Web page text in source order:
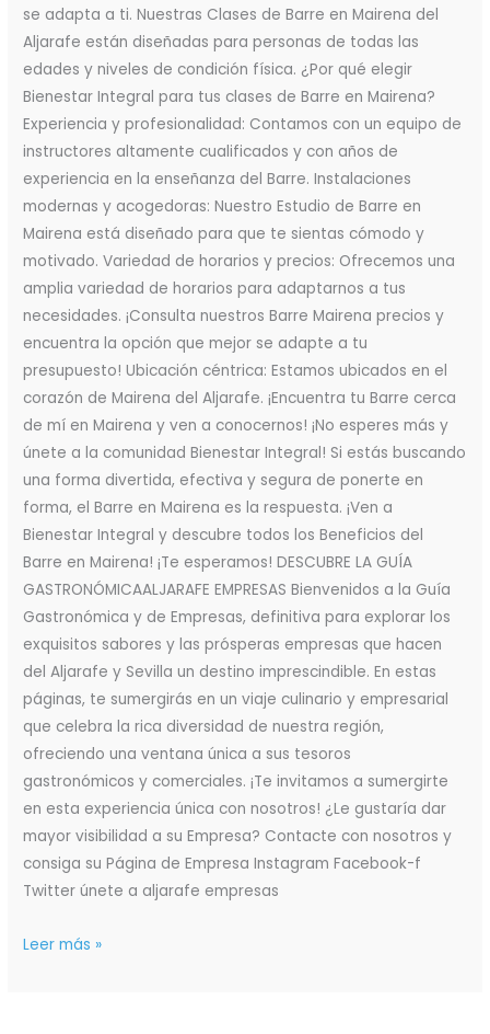
se adapta a ti. Nuestras Clases de Barre en Mairena del
Aljarafe están diseñadas para personas de todas las
edades y niveles de condición física. ¿Por qué elegir
Bienestar Integral para tus clases de Barre en Mairena?
Experiencia y profesionalidad: Contamos con un equipo de
instructores altamente cualificados y con años de
experiencia en la enseñanza del Barre. Instalaciones
modernas y acogedoras: Nuestro Estudio de Barre en
Mairena está diseñado para que te sientas cómodo y
motivado. Variedad de horarios y precios: Ofrecemos una
amplia variedad de horarios para adaptarnos a tus
necesidades. ¡Consulta nuestros Barre Mairena precios y
encuentra la opción que mejor se adapte a tu
presupuesto! Ubicación céntrica: Estamos ubicados en el
corazón de Mairena del Aljarafe. ¡Encuentra tu Barre cerca
de mí en Mairena y ven a conocernos! ¡No esperes más y
únete a la comunidad Bienestar Integral! Si estás buscando
una forma divertida, efectiva y segura de ponerte en
forma, el Barre en Mairena es la respuesta. ¡Ven a
Bienestar Integral y descubre todos los Beneficios del
Barre en Mairena! ¡Te esperamos! DESCUBRE LA GUÍA
GASTRONÓMICAALJARAFE EMPRESAS Bienvenidos a la Guía
Gastronómica y de Empresas, definitiva para explorar los
exquisitos sabores y las prósperas empresas que hacen
del Aljarafe y Sevilla un destino imprescindible. En estas
páginas, te sumergirás en un viaje culinario y empresarial
que celebra la rica diversidad de nuestra región,
ofreciendo una ventana única a sus tesoros
gastronómicos y comerciales. ¡Te invitamos a sumergirte
en esta experiencia única con nosotros! ¿Le gustaría dar
mayor visibilidad a su Empresa? Contacte con nosotros y
consiga su Página de Empresa Instagram Facebook-f
Twitter únete a aljarafe empresas
Leer más »